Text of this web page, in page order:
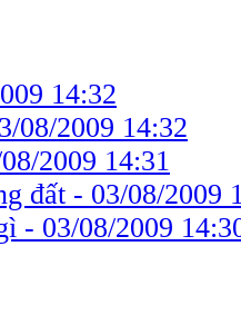
14:32
08/2009 14:32
2009 14:31
đất - 03/08/2009
- 03/08/2009